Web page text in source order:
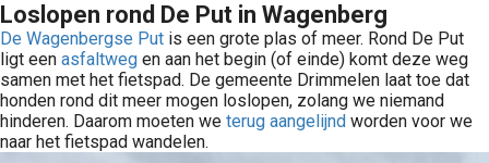
Loslopen rond De Put in Wagenberg
De Wagenbergse Put is een grote plas of meer. Rond De Put
ligt een asfaltweg en aan het begin (of einde) komt deze weg
samen met het fietspad. De gemeente Drimmelen laat toe dat
honden rond dit meer mogen loslopen, zolang we niemand
hinderen. Daarom moeten we terug aangelijnd worden voor we
naar het fietspad wandelen.